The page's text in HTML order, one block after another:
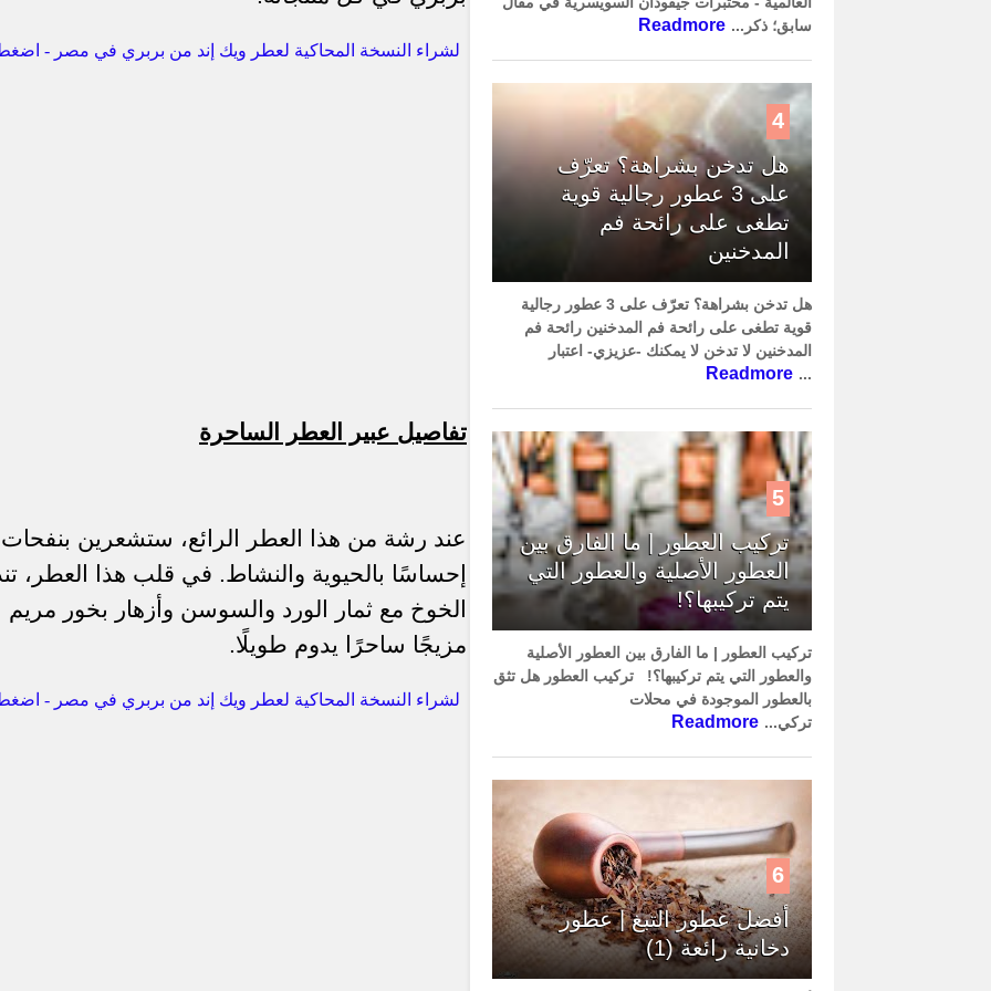
لشراء النسخة المحاكية لعطر ويك إند من بربري في مصر -
تفاصيل عبير العطر الساحرة
عند رشة من هذا العطر الرائع، ستشعرين بنفحات
إحساسًا بالحيوية والنشاط. في قلب هذا العطر،
الخوخ مع ثمار الورد والسوسن وأزهار بخور
مزيجًا ساحرًا يدوم طويلًا.
لشراء النسخة المحاكية لعطر ويك إند من بربري في مصر -
سابق؛ ذكر... Readmore
4
هل تدخن بشراهة؟ تعرّف
على 3 عطور رجالية قوية
تطغى على رائحة فم
المدخنين
هل تدخن بشراهة؟ تعرّف على 3 عطور رجالية
قوية تطغى على رائحة فم المدخنين رائحة فم
المدخنين لا تدخن لا يمكنك -عزيزي- اعتبار
...
Readmore
5
تركيب العطور | ما الفارق بين
العطور الأصلية والعطور التي
يتم تركيبها؟!
تركيب العطور | ما الفارق بين العطور الأصلية
والعطور التي يتم تركيبها؟! تركيب العطور هل تثق
بالعطور الموجودة في محلات
تركي... Readmore
6
أفضل عطور التبغ | عطور
دخانية رائعة (1)